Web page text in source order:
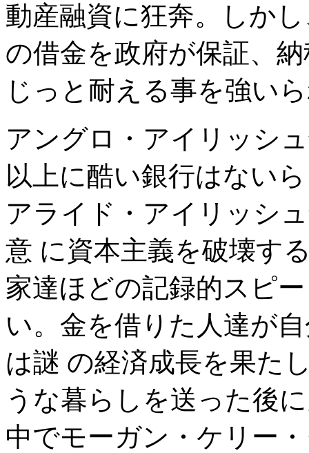
動産融資に狂奔。しか
の借金を政府が保証、
じっと耐える事を強い
アングロ・アイリッシ
以上に酷い銀行はない
アライド・アイリッシ
意 に資本主義を破壊す
家達ほどの記録的スピ
い。金を借りた人達が
は謎 の経済成長を果た
うな暮らしを送った後
中でモーガン・ケリー